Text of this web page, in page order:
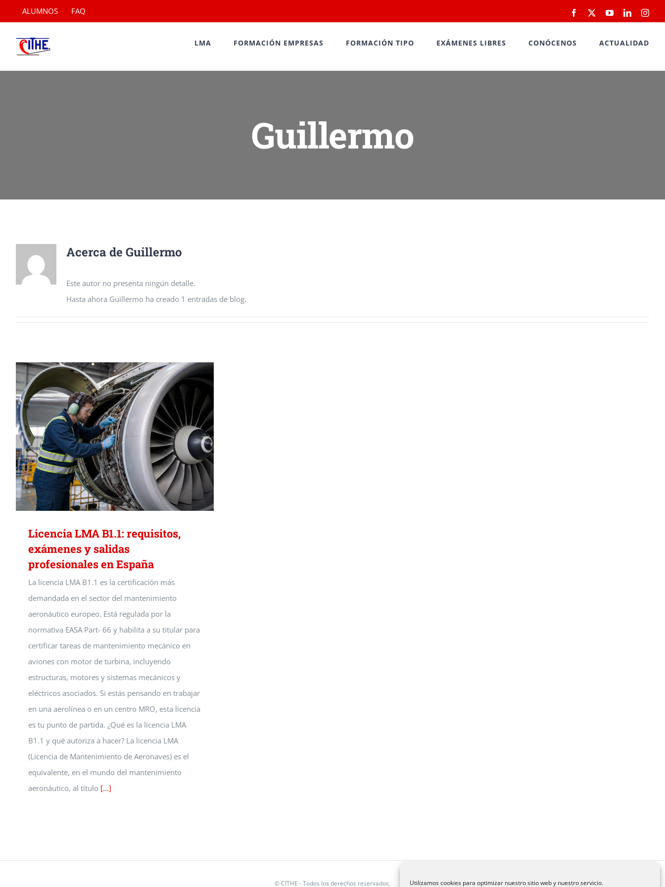
Utilizamos cookies para optimizar nuestro sitio web y nuestro servicio.
al
contenido
ALUMNOS FAQ Facebook YouTubeLinkedIn
LMA FORMACIÓN EMPRESAS FORMACIÓN TIPO EXÁMENES LIBRES CONÓCENOS ACTUALIDAD
Guillermo
Acerca de Guillermo
Este autor no presenta ningún detalle.
Hasta ahora Guillermo ha creado 1 entradas de blog.
Licencia LMA B1.1: requisitos,
exámenes y salidas
profesionales en España
La licencia LMA B1.1 es la certificación más
demandada en el sector del mantenimiento
aeronáutico europeo. Está regulada por la
normativa EASA Part- 66 y habilita a su titular para
certificar tareas de mantenimiento mecánico en
aviones con motor de turbina, incluyendo
estructuras, motores y sistemas mecánicos y
eléctricos asociados. Si estás pensando en trabajar
en una aerolínea o en un centro MRO, esta licencia
es tu punto de partida. ¿Qué es la licencia LMA
B1.1 y qué autoriza a hacer? La licencia LMA
(Licencia de Mantenimiento de Aeronaves) es el
equivalente, en el mundo del mantenimiento
aeronáutico, al título [...]
©CITHE - Todos los derechos reservados.